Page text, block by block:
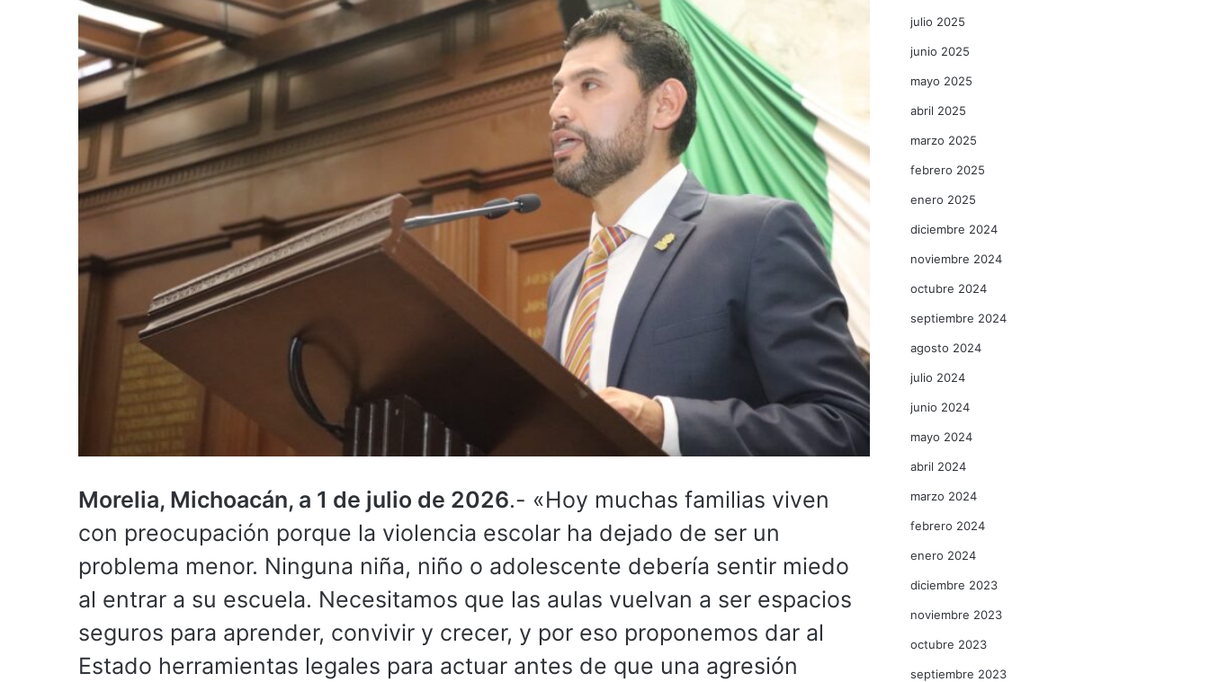
Morelia, Michoacán, a 1 de julio de 2026.- «Hoy muchas familias viven
con preocupación porque la violencia escolar ha dejado de ser un
problema menor. Ninguna niña, niño o adolescente debería sentir miedo
al entrar a su escuela. Necesitamos que las aulas vuelvan a ser espacios
seguros para aprender, convivir y crecer, y por eso proponemos dar al
Estado herramientas legales para actuar antes de que una agresión
julio 2025
junio 2025
mayo 2025
abril 2025
marzo 2025
febrero 2025
enero 2025
diciembre 2024
noviembre 2024
octubre 2024
septiembre 2024
agosto 2024
julio 2024
junio 2024
mayo 2024
abril 2024
marzo 2024
febrero 2024
enero 2024
diciembre 2023
noviembre 2023
octubre 2023
septiembre 2023